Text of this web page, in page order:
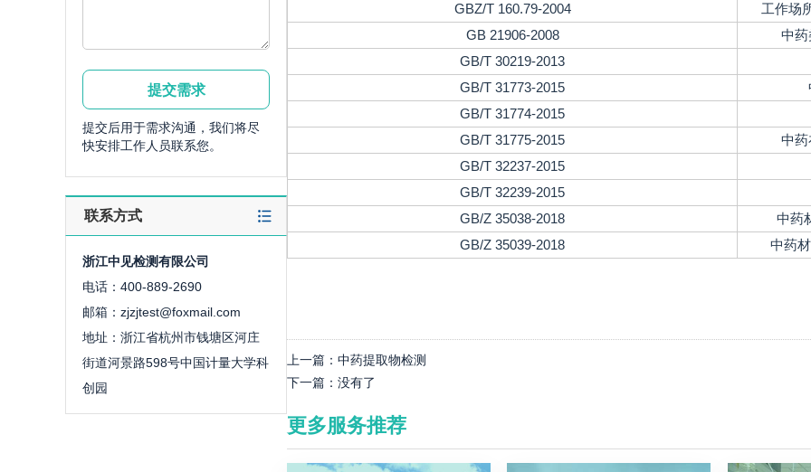
提交后用于需求沟通，我们将尽
快安排工作人员联系您。
联系方式
浙江中见检测有限公司
电话：400-889-2690
邮箱：zjzjtest@foxmail.com
地址：浙江省杭州市钱塘区河庄
街道河景路598号中国计量大学科
创园
GBZ/T 160.79-2004
工作场
GB 21906-2008
中
GB/T 30219-2013
GB/T 31773-2015
GB/T 31774-2015
GB/T 31775-2015
中
GB/T 32237-2015
GB/T 32239-2015
GB/Z 35038-2018
中药
GB/Z 35039-2018
中药
上一篇： 中药提取物检测
下一篇： 没有了
更多服务推荐